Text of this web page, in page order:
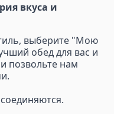
вкуса и
выберите "Мою
обед для вас и
позвольте нам